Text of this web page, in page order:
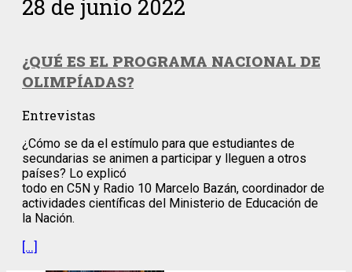
28 de junio 2022
¿QUÉ ES EL PROGRAMA NACIONAL DE
OLIMPÍADAS?
Entrevistas
¿Cómo se da el estímulo para que estudiantes de
secundarias se animen a participar y lleguen a otros
países? Lo explicó
todo en C5N y Radio 10 Marcelo Bazán, coordinador de
actividades científicas del Ministerio de Educación de
la Nación.
[…]